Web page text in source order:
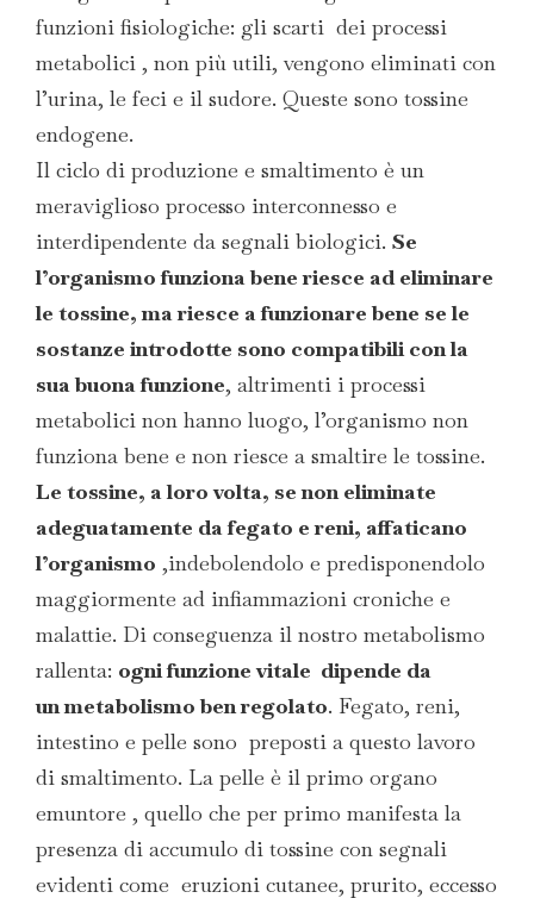
funzioni fisiologiche: gli scarti dei processi
metabolici , non più utili, vengono eliminati con
l’urina, le feci e il sudore. Queste sono tossine
endogene.
Il ciclo di produzione e smaltimento è un
meraviglioso processo interconnesso e
interdipendente da segnali biologici. Se
l’organismo funziona bene riesce ad eliminare
le tossine, ma riesce a funzionare bene se le
sostanze introdotte sono compatibili con la
sua buona funzione, altrimenti i processi
metabolici non hanno luogo, l’organismo non
funziona bene e non riesce a smaltire le tossine.
Le tossine, a loro volta, se non eliminate
adeguatamente da fegato e reni, affaticano
l’organismo ,indebolendolo e predisponendolo
maggiormente ad infiammazioni croniche e
malattie. Di conseguenza il nostro metabolismo
rallenta: ogni funzione vitale dipende da
un metabolismo ben regolato. Fegato, reni,
intestino e pelle sono preposti a questo lavoro
di smaltimento. La pelle è il primo organo
emuntore , quello che per primo manifesta la
presenza di accumulo di tossine con segnali
evidenti come eruzioni cutanee, prurito, eccesso